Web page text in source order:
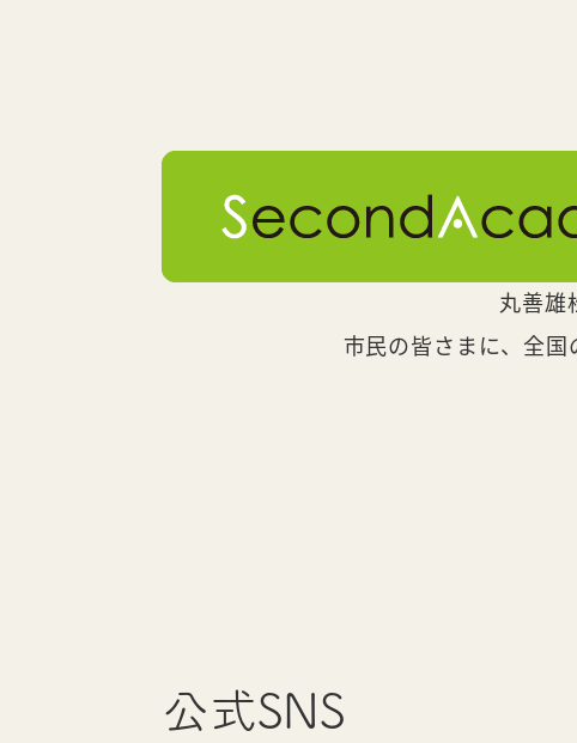
丸善雄
市民の皆さまに、全国
公式SNS